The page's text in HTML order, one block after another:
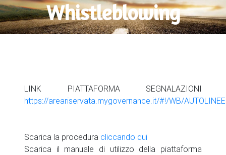
Whistleblowing
LINK PIATTAFORMA SEGNALAZIONI
https://areariservata.mygovernance.it/#!/WB/
Scarica la procedura cliccando qui
Scarica il manuale di utilizzo della piattaforma